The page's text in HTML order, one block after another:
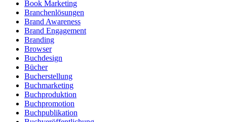
Book Marketing
Branchenlösungen
Brand Awareness
Brand Engagement
Branding
Browser
Buchdesign
Bücher
Bucherstellung
Buchmarketing
Buchproduktion
Buchpromotion
Buchpublikation